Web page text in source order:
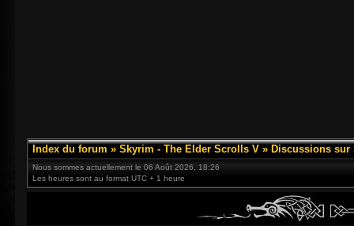
Index du forum » Skyrim - The Elder Scrolls V » Discussions sur
Nous sommes actuellement le 06 Août 2026, 18:26
Les heures sont au format UTC + 1 heure